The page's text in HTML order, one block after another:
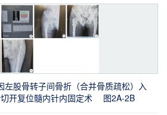
切开复位髓内针内固定术 图2A-2B